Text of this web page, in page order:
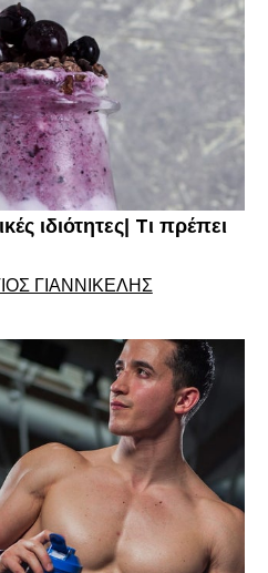
ιδιότητες| Tι πρέπει
ΓΙΑΝΝΙΚΈΛΗΣ